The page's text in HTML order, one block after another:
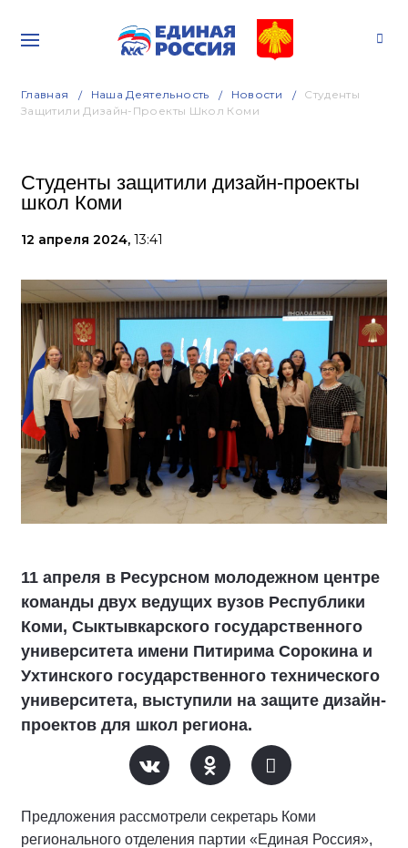
Главная Наша Деятельность Новости
Студенты
Защитили Дизайн-Проекты Школ Коми
Студенты защитили дизайн-проекты
школ Коми
12 апреля 2024, 13:41
11 апреля в Ресурсном молодежном центре
команды двух ведущих вузов Республики
Коми, Сыктывкарского государственного
университета имени Питирима Сорокина и
Ухтинского государственного технического
университета, выступили на защите дизайн-
проектов для школ региона.
Предложения рассмотрели секретарь Коми
регионального отделения партии «Единая Россия»,